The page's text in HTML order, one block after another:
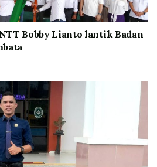
Bobby Lianto lantik Badan